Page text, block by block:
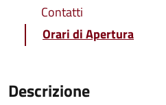
Contatti
Orari di Apertura
Descrizione